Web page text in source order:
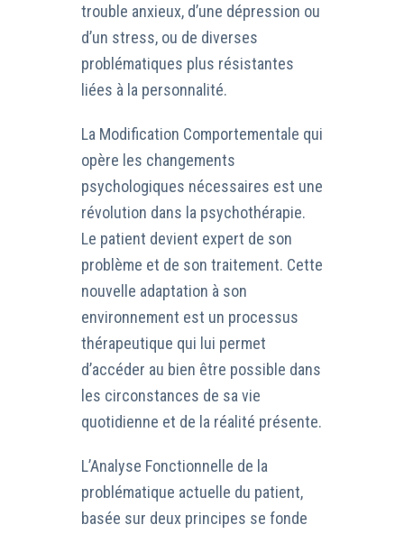
trouble anxieux, d’une dépression ou
d’un stress, ou de diverses
problématiques plus résistantes
liées à la personnalité.
La Modification Comportementale qui
opère les changements
psychologiques nécessaires est une
révolution dans la psychothérapie.
Le patient devient expert de son
problème et de son traitement. Cette
nouvelle adaptation à son
environnement est un processus
thérapeutique qui lui permet
d’accéder au bien être possible dans
les circonstances de sa vie
quotidienne et de la réalité présente.
L’Analyse Fonctionnelle de la
problématique actuelle du patient,
basée sur deux principes se fonde